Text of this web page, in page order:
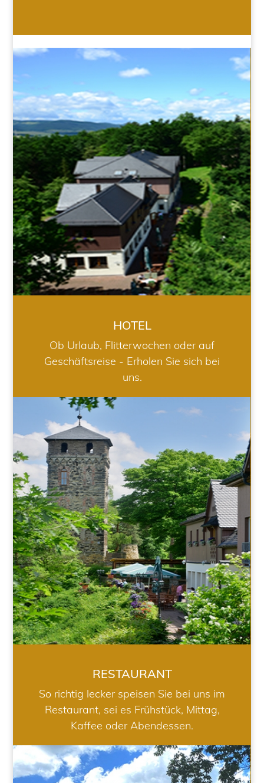
HOTEL
HOTEL
Ob Urlaub, Flitterwochen oder auf
Geschäftsreise - Erholen Sie sich bei
uns.
RESTAURANT
RESTAURANT
So richtig lecker speisen Sie bei uns im
Restaurant, sei es Frühstück, Mittag,
Kaffee oder Abendessen.